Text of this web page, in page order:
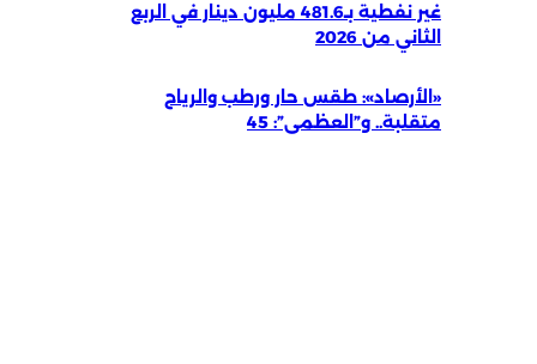
غير نفطية بـ481.6 مليون دينار في الربع
الثاني من 2026
«الأرصاد»: طقس حار ورطب والرياح
متقلبة.. و”العظمى”: 45